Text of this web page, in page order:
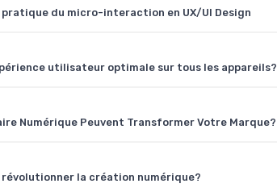
du micro-interaction en UX/UI Design
utilisateur optimale sur tous les appareils?
Numérique Peuvent Transformer Votre Marque?
la création numérique?